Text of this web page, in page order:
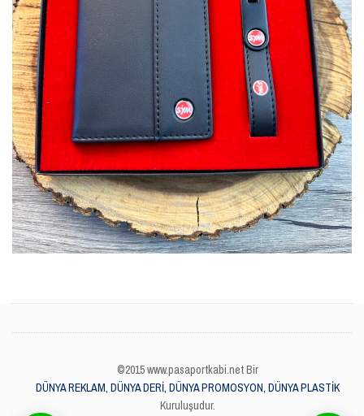
©2015 www.pasaportkabi.net Bir
DÜNYA REKLAM, DÜNYA DERİ, DÜNYA PROMOSYON, DÜNYA PLASTİK
Kuruluşudur.